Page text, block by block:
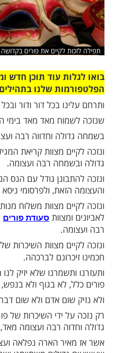
לקיים את פורים בקדושה
עוד תוכן חדש
שלנו בתהילים
בכל דור ודור ובכל
מאד מאד בימי הפורים
וחדווה רבה ועצומה.
מצוות קריאת המגילה
רבה ועצומה.
גודל עם הנס הנפלא
ולפרסומי ניסא
מצוות משלוח מנות איש
סעודת פורים